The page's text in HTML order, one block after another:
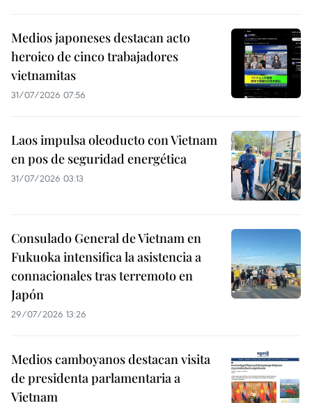
Medios japoneses destacan acto
heroico de cinco trabajadores
vietnamitas
31/07/2026 07:56
Laos impulsa oleoducto con Vietnam
en pos de seguridad energética
31/07/2026 03:13
Consulado General de Vietnam en
Fukuoka intensifica la asistencia a
connacionales tras terremoto en
Japón
29/07/2026 13:26
Medios camboyanos destacan visita
de presidenta parlamentaria a
Vietnam